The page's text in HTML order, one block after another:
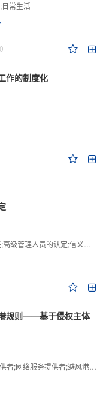
常生活
0
作的制度化
管理人员的认定;信义义务
规则——基于侵权主体
务提供者;避风港规则;版权责任